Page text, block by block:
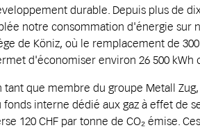
durable. Depuis plus de
notre consommation d'énergie sur
de Köniz, où le remplacement de
d'économiser environ 26 500 kWh
tant que membre du groupe Metall
fonds interne dédié aux gaz à effet de
120 CHF par tonne de CO₂ émise.